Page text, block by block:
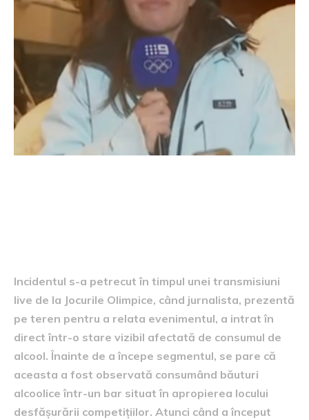
Incidentul s-a petrecut în timpul unei transmisiuni
live de la Jocurile Olimpice, când jurnalista, prezentă
pe teren pentru a relata evenimentul, a intrat în
direct într-o stare vizibil afectată de consumul de
alcool. Înainte de a începe segmentul, se pare că
aceasta a fost observată consumând băuturi
alcoolice într-un bar situat în apropierea locului
desfășurării competițiilor. Atunci când a început